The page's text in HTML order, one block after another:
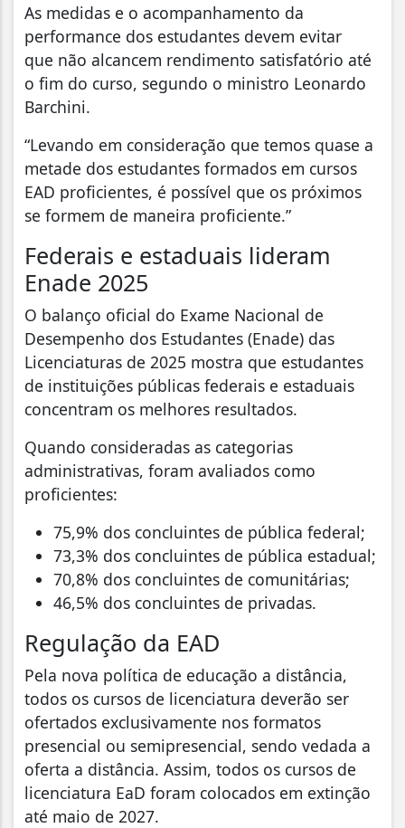
As medidas e o acompanhamento da
performance dos estudantes devem evitar
que não alcancem rendimento satisfatório até
o fim do curso, segundo o ministro Leonardo
Barchini.
“Levando em consideração que temos quase a
metade dos estudantes formados em cursos
EAD proficientes, é possível que os próximos
se formem de maneira proficiente.”
Federais e estaduais lideram
Enade 2025
O balanço oficial do Exame Nacional de
Desempenho dos Estudantes (Enade) das
Licenciaturas de 2025 mostra que estudantes
de instituições públicas federais e estaduais
concentram os melhores resultados.
Quando consideradas as categorias
administrativas, foram avaliados como
proficientes:
75,9% dos concluintes de pública federal;
73,3% dos concluintes de pública estadual;
70,8% dos concluintes de comunitárias;
46,5% dos concluintes de privadas.
Regulação da EAD
Pela nova política de educação a distância,
todos os cursos de licenciatura deverão ser
ofertados exclusivamente nos formatos
presencial ou semipresencial, sendo vedada a
oferta a distância. Assim, todos os cursos de
licenciatura EaD foram colocados em extinção
até maio de 2027.